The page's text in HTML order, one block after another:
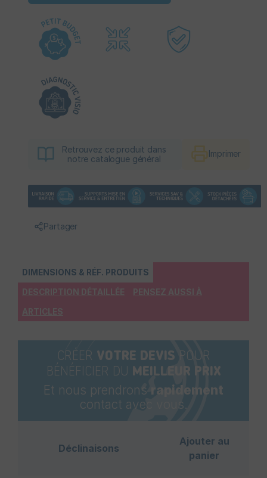
Retrouvez ce produit dans
notre catalogue général
Imprimer
Partager
DIMENSIONS & RÉF. PRODUITS
DESCRIPTION DÉTAILLÉE PENSEZ AUSSI À
ARTICLES
CRÉER VOTRE DEVIS POUR
BÉNÉFICIER DU MEILLEUR PRIX
Et nous prendrons rapidement
contact avec vous.
Déclinaisons
Ajouter au
panier